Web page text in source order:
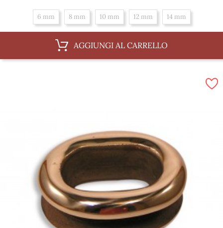
6 mm 8 mm 10 mm 12 mm 14 mm
AGGIUNGI AL CARRELLO